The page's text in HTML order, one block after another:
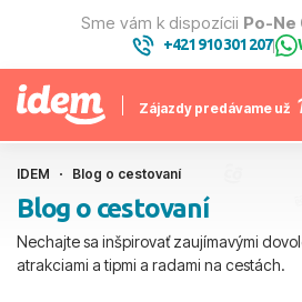
Sme vám k dispozícii Po-
+421 910 301 207|
Zájazdy predávame už
IDEM Blog o cestovaní
Blog o cestovaní
Nechajte sa inšpirovať zaujímavými
atrakciami a tipmi a radami na cestách.